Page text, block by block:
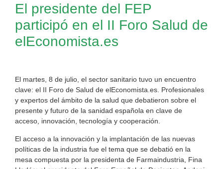
El presidente del FEP
participó en el II Foro Salud de
elEconomista.es
El martes, 8 de julio, el sector sanitario tuvo un encuentro
clave: el II Foro de Salud de elEconomista.es. Profesionales
y expertos del ámbito de la salud que debatieron sobre el
presente y futuro de la sanidad española en clave de
acceso, innovación, tecnología y cooperación.
El acceso a la innovación y la implantación de las nuevas
políticas de la industria fue el tema que se debatió en la
mesa compuesta por la presidenta de Farmaindustria, Fina